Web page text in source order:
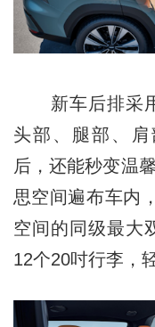
新车后排采用
头部、腿部、
后，还能秒变温
思空间遍布车内
空间的同级最大
12个20吋行李，